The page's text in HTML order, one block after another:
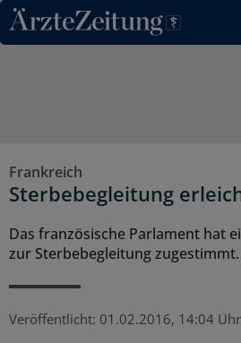
Direkt zum Inhaltsbereich
Frankreich
Sterbebegleitung
Das französische Parlament hat
zur Sterbebegleitung zugestimmt.
Veröffentlicht: 01.02.2016, 14:04 Uhr